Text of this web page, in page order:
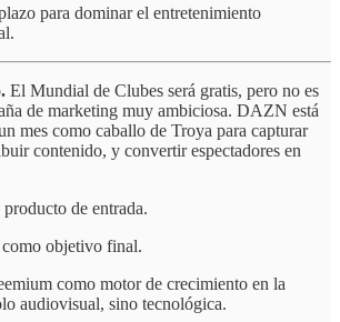
para dominar el entretenimiento
El Mundial de Clubes será gratis, pero no es
de marketing muy ambiciosa. DAZN está
mes como caballo de Troya para capturar
contenido, y convertir espectadores en
de entrada.
objetivo final.
como motor de crecimiento en la
audiovisual, sino tecnológica.